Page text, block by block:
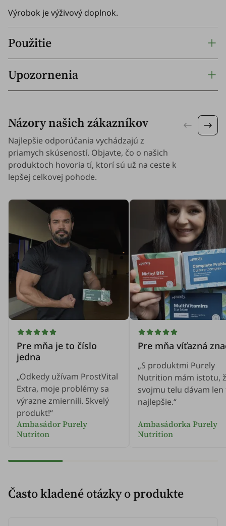
Výrobok je výživový doplnok.
Použitie
Upozornenia
Názory našich zákazníkov
Najlepšie odporúčania vychádzajú z
priamych skúseností. Objavte, čo o našich
produktoch hovoria tí, ktorí sú už na ceste k
lepšej celkovej pohode.
Pre mňa je to číslo
jedna
„Odkedy užívam ProstVital
Extra, moje problémy sa
výrazne zmiernili. Skvelý
produkt!“
Ambasádor Purely
Nutriton
Pre mňa víťazná
„S produktmi Purely
Nutrition mám istotu,
svojmu telu dávam len
najlepšie.“
Ambasádorka Purely
Nutrition
Často kladené otázky o produkte